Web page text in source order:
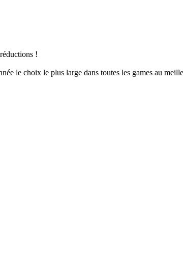
!
le choix le plus large dans toutes les games au